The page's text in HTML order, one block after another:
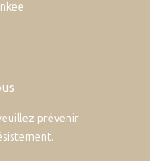
prévenir